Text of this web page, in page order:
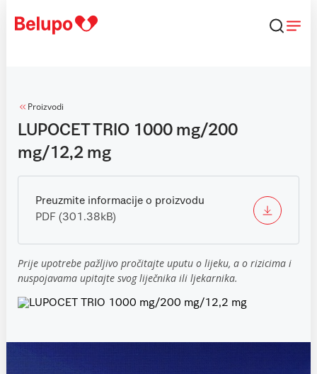
Proizvodi
LUPOCET TRIO 1000 mg/200
mg/12,2 mg
Preuzmite informacije o proizvodu
PDF (301.38kB)
Prije upotrebe pažljivo pročitajte uputu o lijeku, a o rizicima i
nuspojavama upitajte svog liječnika ili ljekarnika.